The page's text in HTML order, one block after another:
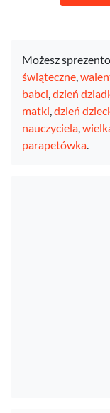
Możesz
świąteczne,
babci,dzień
matki,dzień
nauczyciela,
parapetówka.